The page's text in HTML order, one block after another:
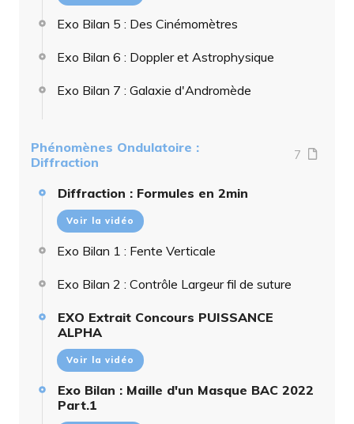
Exo Bilan 5 : Des Cinémomètres
Exo Bilan 6 : Doppler et Astrophysique
Exo Bilan 7 : Galaxie d'Andromède
Phénomènes Ondulatoire :
Diffraction
7
Diffraction : Formules en 2min
Voir la vidéo
Exo Bilan 1 : Fente Verticale
Exo Bilan 2 : Contrôle Largeur fil de suture
EXO Extrait Concours PUISSANCE
ALPHA
Voir la vidéo
Exo Bilan : Maille d'un Masque BAC 2022
Part.1